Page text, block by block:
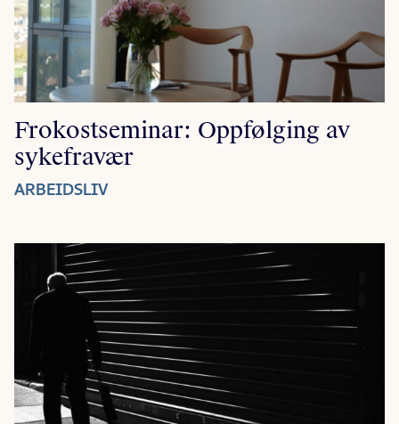
Frokostseminar: Oppfølging av
sykefravær
ARBEIDSLIV